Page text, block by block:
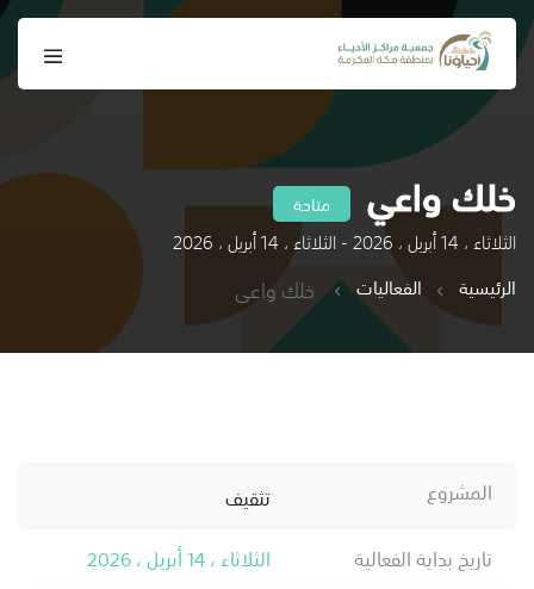
خلك واعي متاحة
الثلاثاء ، 14 أبريل ، 2026 - الثلاثاء ، 14 أبريل ، 2026
الرئيسية
الفعاليات خلك واعي
المشروع
تثقيف
تاريخ بداية الفعالية
الثلاثاء ، 14 أبريل ، 2026